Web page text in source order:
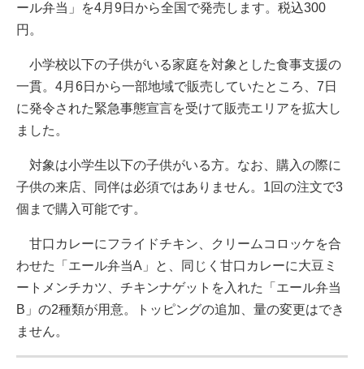
ール弁当」を4月9日から全国で発売します。税込300
円。
小学校以下の子供がいる家庭を対象とした食事支援の
一貫。4月6日から一部地域で販売していたところ、7日
に発令された緊急事態宣言を受けて販売エリアを拡大し
ました。
対象は小学生以下の子供がいる方。なお、購入の際に
子供の来店、同伴は必須ではありません。1回の注文で3
個まで購入可能です。
甘口カレーにフライドチキン、クリームコロッケを合
わせた「エール弁当A」と、同じく甘口カレーに大豆ミ
ートメンチカツ、チキンナゲットを入れた「エール弁当
B」の2種類が用意。トッピングの追加、量の変更はでき
ません。